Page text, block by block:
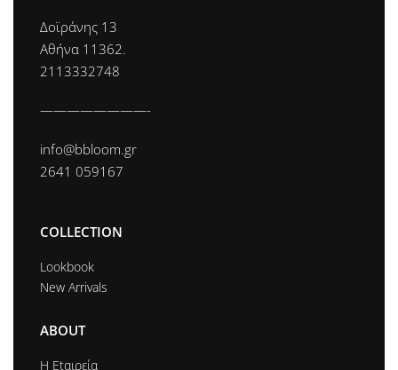
Δοϊράνης 13
Αθήνα 11362.
2113332748
————————-
info@bbloom.gr
2641 059167
COLLECTION
Lookbook
New Arrivals
ABOUT
Η Εtαιρεία